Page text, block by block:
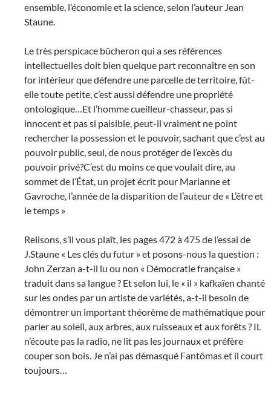
ensemble, l’économie et la science, selon l’auteur Jean
Staune.
Le très perspicace bûcheron qui a ses références
intellectuelles doit bien quelque part reconnaître en son
for intérieur que défendre une parcelle de territoire, fût-
elle toute petite, c’est aussi défendre une propriété
ontologique…Et l’homme cueilleur-chasseur, pas si
innocent et pas si paisible, peut-il vraiment ne point
rechercher la possession et le pouvoir, sachant que c’est au
pouvoir public, seul, de nous protéger de l’excès du
pouvoir privé?C’est du moins ce que voulait dire, au
sommet de l’État, un projet écrit pour Marianne et
Gavroche, l’année de la disparition de l’auteur de « L’être et
le temps »
Relisons, s’il vous plaît, les pages 472 à 475 de l’essai de
J.Staune « Les clés du futur » et posons-nous la question :
John Zerzan a-t-il lu ou non « Démocratie française »
traduit dans sa langue ? Et selon lui, le « il » kafkaïen chanté
sur les ondes par un artiste de variétés, a-t-il besoin de
démontrer un important théorème de mathématique pour
parler au soleil, aux arbres, aux ruisseaux et aux forêts ? IL
n’écoute pas la radio, ne lit pas les journaux et préfère
couper son bois. Je n’ai pas démasqué Fantômas et il court
toujours…